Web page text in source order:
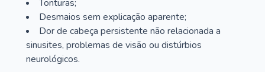
Tonturas;
Desmaios sem explicação aparente;
Dor de cabeça persistente não relacionada a
sinusites, problemas de visão ou distúrbios
neurológicos.